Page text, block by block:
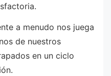
a menudo nos juega
de nuestros
en un ciclo